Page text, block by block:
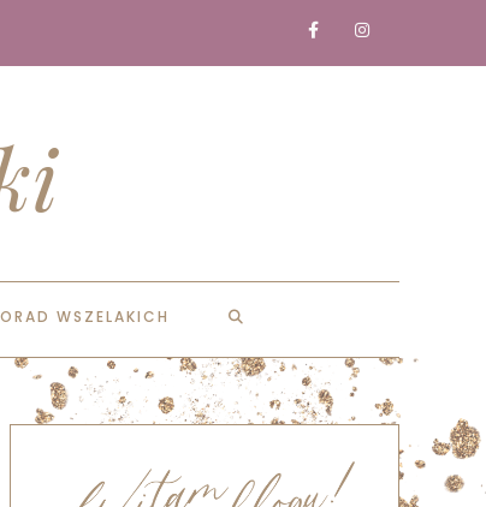
WSZELAKICH